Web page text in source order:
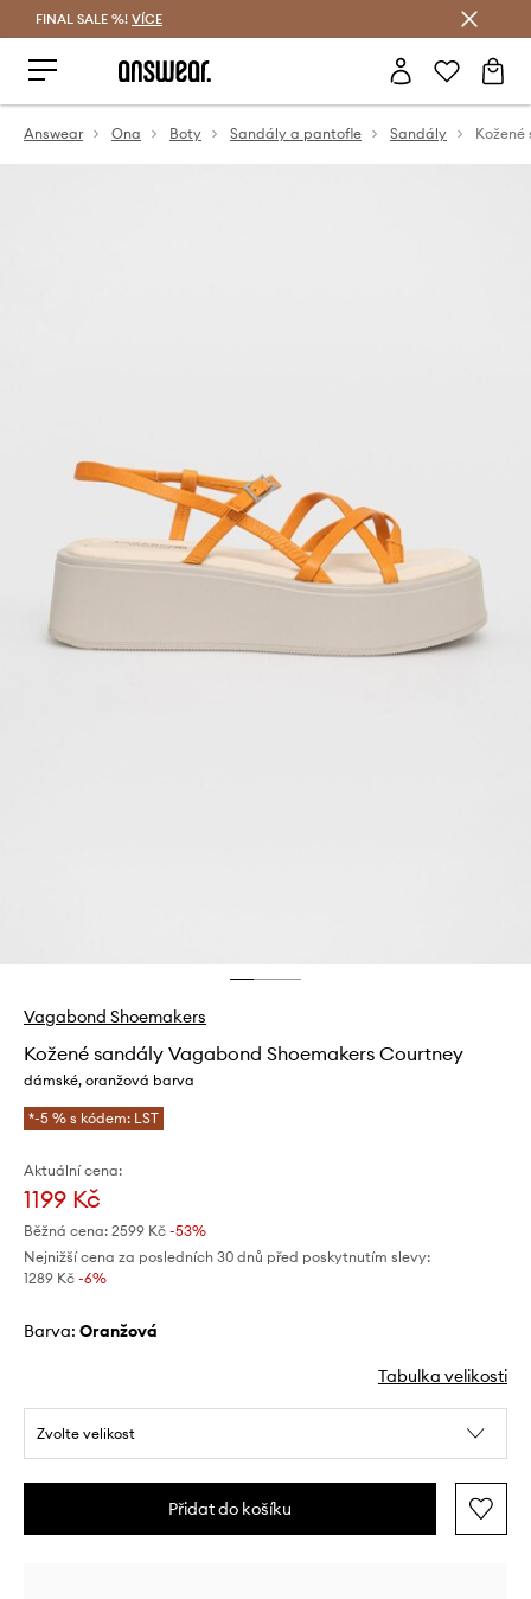
FINAL SALE %! VÍCE
Answear Ona Boty Sandály a pantofle Sandály
Vagabond Shoemakers
Kožené sandály Vagabond Shoemakers Courtney
dámské, oranžová barva
*-5 % s kódem: LST
Aktuální cena:
1199 Kč
Běžná cena: 2599 Kč -53%
Nejnižší cena za posledních 30 dnů před poskytnutím slevy:
1289 Kč -6%
Barva: oranžová
Tabulka velikosti
Zvolte velikost
Přidat do košíku